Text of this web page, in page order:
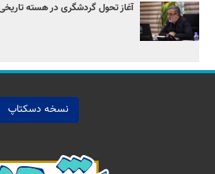
آغاز تحول گردشگری در هسته تاریخی
نسخه دسکتاپ